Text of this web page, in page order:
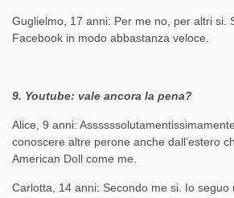
Guglielmo, 17 anni: Per me no, per altri si.
Facebook in modo abbastanza veloce.
9. Youtube: vale ancora la pena?
Alice, 9 anni:
conoscere altre perone anche dall’estero
American Doll come me.
Carlotta, 14 anni: Secondo me si. Io seguo